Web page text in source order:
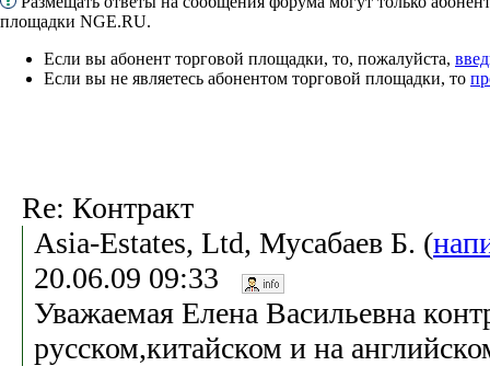
площадки NGE.RU.
Если вы абонент торговой площадки, то, пожалуйста,
Если вы не являетесь абонентом торговой площадки, то
Re: Контракт
Asia-Estates, Ltd, Мусабаев Б. (
20.06.09 09:33
Уважаемая Елена Васильевна
русском,китайском и на